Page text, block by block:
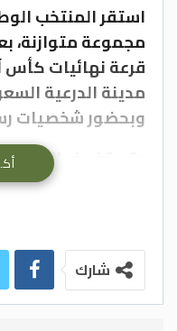
استقر المنتخب
مجموعة متوازنة،
وبحضور شخصيات
وحل المنتخب
الماضية التي
الثانية التي ضمت
شارك